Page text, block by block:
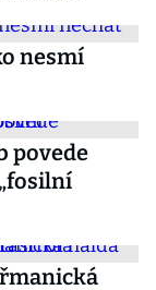
nesmí
povede